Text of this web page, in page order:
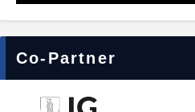
Co-Partner